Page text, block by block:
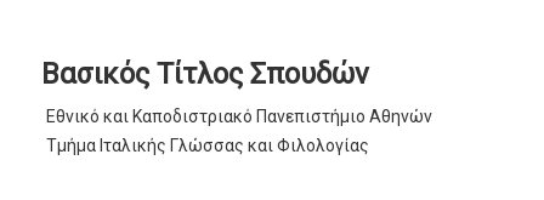
Βασικός Τίτλος Σπουδών
Εθνικό και Καποδιστριακό Πανεπιστήμιο Αθηνών
Τμήμα Ιταλικής Γλώσσας και Φιλολογίας